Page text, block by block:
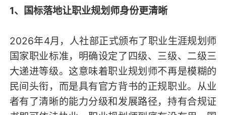
1、国标落地让职业规划师身份更清晰
2026年4月，人社部正式颁布了职业生涯规划师
国家职业标准，明确设定了四级、三级、二级三
大递进等级。这意味着职业规划师不再是模糊的
民间头衔，而是具有官方背书的正规职业。从业
者有了清晰的能力分级和发展路径，持有合规证